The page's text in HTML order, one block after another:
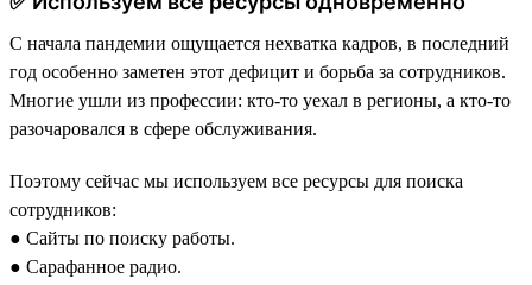
С начала пандемии ощущается нехватка кадров, в последний
год особенно заметен этот дефицит и борьба за сотрудников.
Многие ушли из профессии: кто-то уехал в регионы, а кто-то
разочаровался в сфере обслуживания.
Поэтому сейчас мы используем все ресурсы для поиска
сотрудников:
● Сайты по поиску работы.
● Сарафанное радио.